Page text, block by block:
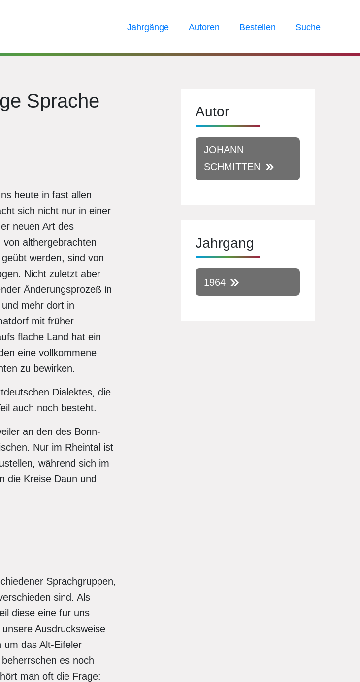
Jahrgänge Autoren Bestellen Suche
Sprache
heute in fast allen
sich nicht nur in einer
neuen Art des
althergebrachten
werden, sind von
Nicht zuletzt aber
Änderungsprozeß in
mehr dort in
mit früher
flache Land hat ein
eine vollkommene
zu bewirken.
Dialektes, die
auch noch besteht.
an den des Bonn-
Nur im Rheintal ist
während sich im
die Kreise Daun und
Sprachgruppen,
sind. Als
diese eine für uns
Ausdrucksweise
um das Alt-Eifeler
es noch
man oft die Frage:
Autor
JOHANN
SCHMITTEN
Jahrgang
1964